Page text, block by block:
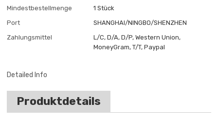
Mindestbestellmenge
1 Stück
Port
SHANGHAI/NINGBO/SHENZHEN
Zahlungsmittel
L/C, D/A, D/P, Western Union,
MoneyGram, T/T, Paypal
Detailed Info
Produktdetails